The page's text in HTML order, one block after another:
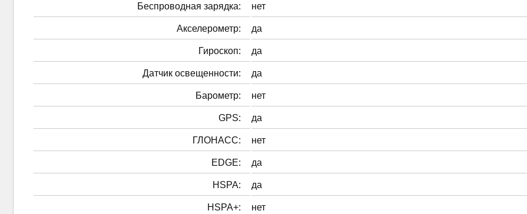
Беспроводная зарядка: нет
Акселерометр: да
Гироскоп: да
Датчик освещенности: да
Барометр: нет
GPS: да
ГЛОНАСС: нет
EDGE: да
HSPA: да
HSPA+: нет